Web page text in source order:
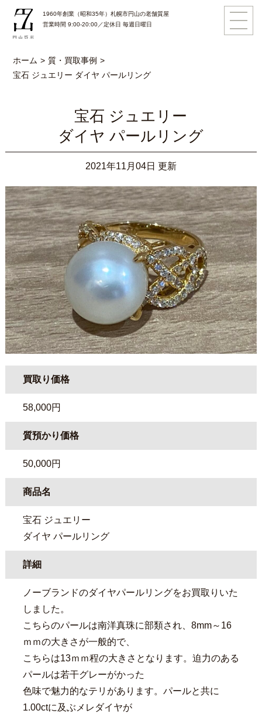
1960年創業（昭和35年）札幌市円山の老舗質屋
営業時間 9:00-20:00／定休日 毎週日曜日
ホーム
質・買取事例
宝石 ジュエリー ダイヤ パールリング
宝石 ジュエリー
ダイヤ パールリング
2021年11月04日 更新
買取り価格
58,000円
質預かり価格
50,000円
商品名
宝石 ジュエリー
ダイヤ パールリング
詳細
ノーブランドのダイヤパールリングをお買取りいた
しました。
こちらのパールは南洋真珠に部類され、8mm～16
ｍｍの大きさが一般的で、
こちらは13ｍｍ程の大きさとなります。迫力のある
パールは若干グレーがかった
色味で魅力的なテリがあります。パールと共に
1.00ctに及ぶメレダイヤが